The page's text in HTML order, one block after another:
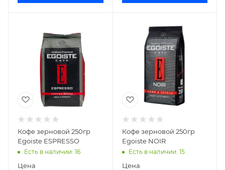
Кофе зерновой 250гр
Egoiste ESPRESSO
Есть в наличии: 16
Цена
Кофе зерновой 250гр
Egoiste NOIR
Есть в наличии: 15
Цена